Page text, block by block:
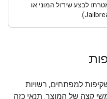
לבצע שידול המוני או
למפתחים, רשויות
קצה של המוצר. תנאי כזה